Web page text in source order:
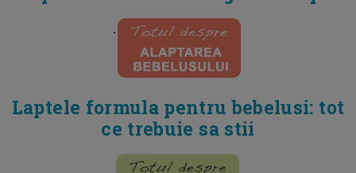
.
Laptele formula pentru bebelusi: tot
ce trebuie sa stii